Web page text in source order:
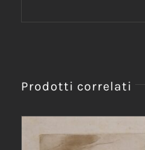
Prodotti correlati